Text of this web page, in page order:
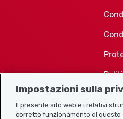
Impostazioni sulla
Il presente sito web e i relativi
corretto funzionamento di questo